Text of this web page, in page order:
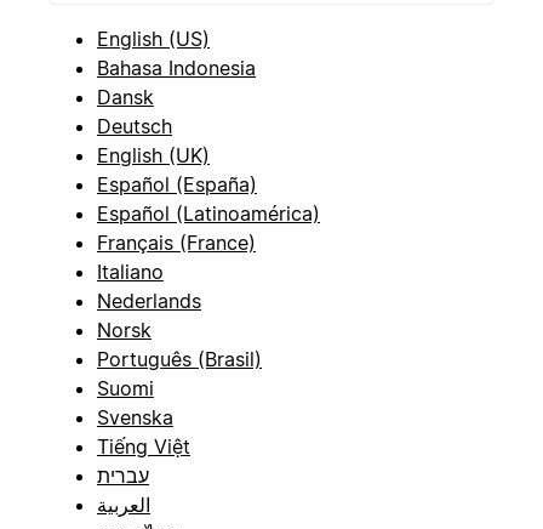
English (US)
Bahasa Indonesia
Dansk
Deutsch
English (UK)
Español (España)
Español (Latinoamérica)
Français (France)
Italiano
Nederlands
Norsk
Português (Brasil)
Suomi
Svenska
Tiếng Việt
עברית
العربية